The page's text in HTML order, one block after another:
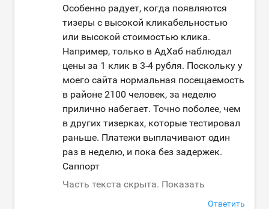
Особенно радует, когда появляются
тизеры с высокой кликабельностью
или высокой стоимостью клика.
Например, только в АдХаб наблюдал
цены за 1 клик в 3-4 рубля. Поскольку у
моего сайта нормальная посещаемость
в районе 2100 человек, за неделю
прилично набегает. Точно поболее, чем
в других тизерках, которые тестировал
раньше. Платежи выплачивают один
раз в неделю, и пока без задержек.
Саппорт
Часть текста скрыта. Показать
Ответить